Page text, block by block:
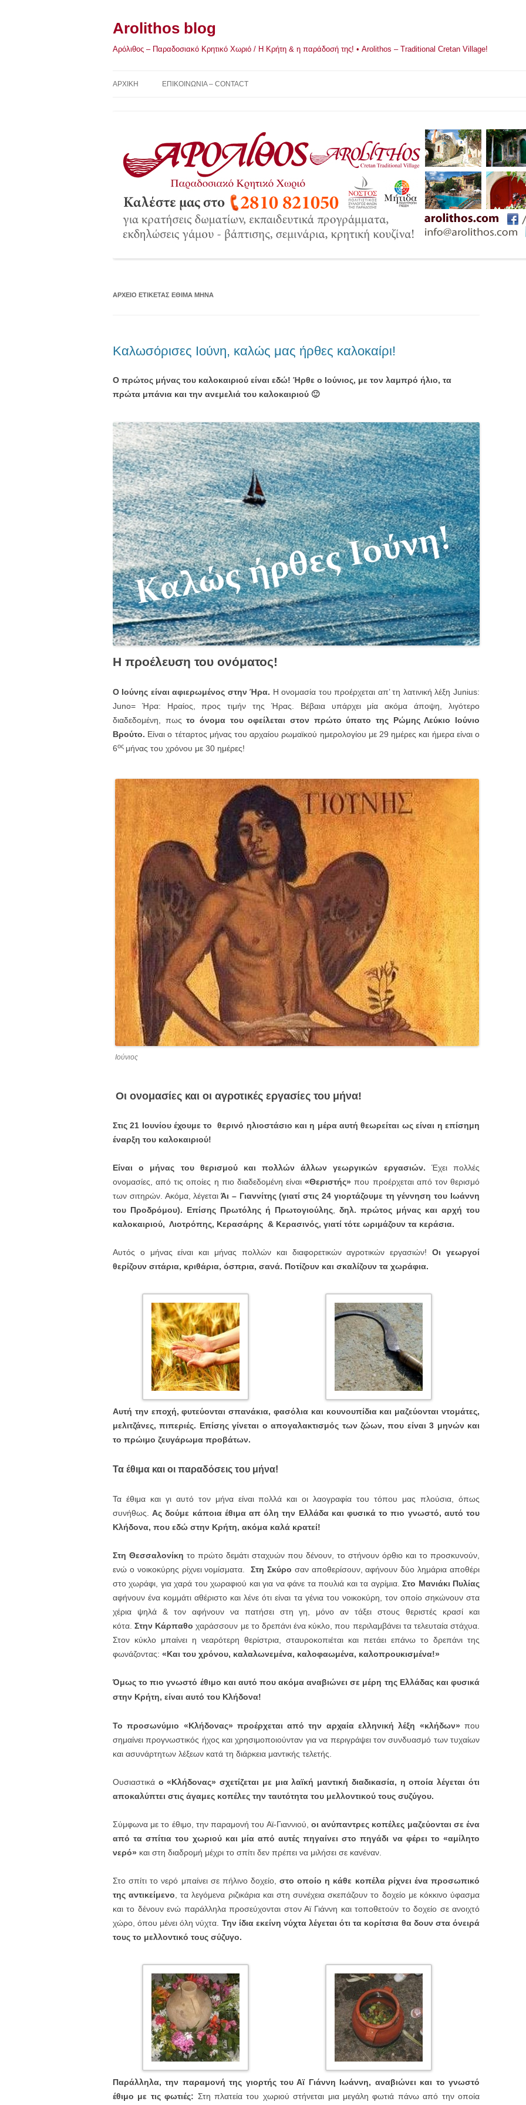
Arolithos blog
Αρόλιθος – Παραδοσιακό Κρητικό Χωριό / Η Κρήτη & η παράδοσή της! • Arolithos – Traditional Cretan Village!
ΑΡΧΙΚΉ ΕΠΙΚΟΙΝΩΝΙΑ – CONTACT
ΑΡΧΕΊΟ ΕΤΙΚΈΤΑΣ ΈΘΙΜΑ ΜΉΝΑ
Καλωσόρισες Ιούνη, καλώς μας ήρθες καλοκαίρι!
Ο πρώτος μήνας του καλοκαιριού είναι εδώ! Ήρθε ο Ιούνιος, με τον λαμπρό ήλιο, τα
πρώτα μπάνια και την ανεμελιά του καλοκαιριού 🙂
Η προέλευση του ονόματος!
Ο Ιούνης είναι αφιερωμένος στην Ήρα. Η ονομασία του προέρχεται απ’ τη λατινική λέξη Junius:
Juno= Ήρα: Ηραίος, προς τιμήν της Ήρας. Βέβαια υπάρχει μία ακόμα άποψη, λιγότερο
διαδεδομένη, πωςτο όνομα του οφείλεται στον πρώτο ύπατο της Ρώμης Λεύκιο Ιούνιο
Βρούτο. Είναι ο τέταρτος μήνας του αρχαίου ρωμαϊκού ημερολογίου με 29 ημέρες και ήμερα είναι ο
6ος μήνας του χρόνου με 30 ημέρες!
Ιούνιος
Οι ονομασίες και οι αγροτικές εργασίες του μήνα!
Στις 21 Ιουνίου έχουμε το θερινό ηλιοστάσιο και η μέρα αυτή θεωρείται ως είναι η επίσημη
έναρξη του καλοκαιριού!
Είναι ο μήνας του θερισμού και πολλών άλλων γεωργικών εργασιών. Έχει πολλές
ονομασίες, από τις οποίες η πιο διαδεδομένη είναι«Θεριστής» που προέρχεται από τον θερισμό
των σιτηρών. Ακόμα, λέγεται Άι – Γιαννίτης (γιατί στις 24 γιορτάζουμε τη γέννηση του Ιωάννη
του Προδρόμου). Επίσης Πρωτόλης ή Πρωτογιούλης
δηλ. πρώτος μήνας και αρχή του
καλοκαιριού, Λιοτρόπης, Κερασάρης & Κερασινός, γιατί τότε ωριμάζουν τα κεράσια.
Αυτός ο μήνας είναι και μήνας πολλών και διαφορετικών αγροτικών εργασιών!Οι γεωργοί
θερίζουν σιτάρια, κριθάρια, όσπρια, σανά. Ποτίζουν και σκαλίζουν τα χωράφια.
Αυτή την εποχή, φυτεύονται σπανάκια, φασόλια και κουνουπίδια και μαζεύονται ντομάτες,
μελιτζάνες, πιπεριές. Επίσης γίνεται ο απογαλακτισμός των ζώων, που είναι 3 μηνών και
το πρώιμο ζευγάρωμα προβάτων.
Τα έθιμα και οι παραδόσεις του μήνα!
Τα έθιμα και γι αυτό τον μήνα είναι πολλά και οι λαογραφία του τόπου μας πλούσια, όπως
συνήθως.Ας δούμε κάποια έθιμα απ όλη την Ελλάδα και φυσικά το πιο γνωστό, αυτό του
Κλήδονα, που εδώ στην Κρήτη, ακόμα καλά κρατεί!
Στη Θεσσαλονίκη το πρώτο δεμάτι σταχυών που δένουν, το στήνουν όρθιο και το προσκυνούν,
ενώ ο νοικοκύρης ρίχνει νομίσματα.Στη Σκύρο σαν αποθερίσουν, αφήνουν δύο λημάρια αποθέρι
στο χωράφι, για χαρά του χωραφιού και για να φάνε τα πουλιά και τα αγρίμια.Στο Μανιάκι Πυλίας
αφήνουν ένα κομμάτι αθέριστο και λένε ότι είναι τα γένια του νοικοκύρη, τον οποίο σηκώνουν στα
χέρια ψηλά & τον αφήνουν να πατήσει στη γη, μόνο αν τάξει στους θεριστές κρασί και
κότα.Στην Κάρπαθο χαράσσουν με το δρεπάνι ένα κύκλο, που περιλαμβάνει τα τελευταία στάχυα.
Στον κύκλο μπαίνει η νεαρότερη θερίστρια, σταυροκοπιέται και πετάει επάνω το δρεπάνι της
φωνάζοντας: «Και του χρόνου, καλαλωνεμένα, καλοφαωμένα, καλοπρουκισμένα!»
Όμως το πιο γνωστό έθιμο και αυτό που ακόμα αναβιώνει σε μέρη της Ελλάδας και φυσικά
στην Κρήτη, είναι αυτό του Κλήδονα!
Το προσωνύμιο «Κλήδονας» προέρχεται από την αρχαία ελληνική λέξη «κλήδων» που
σημαίνει προγνωστικός ήχος και χρησιμοποιούνταν για να περιγράψει τον συνδυασμό των τυχαίων
και ασυνάρτητων λέξεων κατά τη διάρκεια μαντικής τελετής.
Ουσιαστικά ο «Kλήδονας» σχετίζεται με μια λαϊκή μαντική διαδικασία, η οποία λέγεται ότι
αποκαλύπτει στις άγαμες κοπέλες την ταυτότητα του μελλοντικού τους συζύγου.
Σύμφωνα με το έθιμο, την παραμονή του Αϊ-Γιαννιού, οι ανύπαντρες κοπέλες μαζεύονται σε ένα
από τα σπίτια του χωριού και μία από αυτές πηγαίνει στο πηγάδι να φέρει το «αμίλητο
νερό» και στη διαδρομή μέχρι το σπίτι δεν πρέπει να μιλήσει σε κανέναν.
Στο σπίτι το νερό μπαίνει σε πήλινο δοχείο,στο οποίο η κάθε κοπέλα ρίχνει ένα προσωπικό
της αντικείμενο , τα λεγόμενα ριζικάρια και στη συνέχεια σκεπάζουν το δοχείο με κόκκινο ύφασμα
και το δένουν ενώ παράλληλα προσεύχονται στον Αϊ Γιάννη και τοποθετούν το δοχείο σε ανοιχτό
χώρο, όπου μένει όλη νύχτα. Την ίδια εκείνη νύχτα λέγεται ότι τα κορίτσια θα δουν στα όνειρά
τους το μελλοντικό τους σύζυγο.
Παράλληλα, την παραμονή της γιορτής του Αϊ Γιάννη Ιωάννη, αναβιώνει και το γνωστό
έθιμο με τις φωτιές: Στη πλατεία του χωριού στήνεται μια μεγάλη φωτιά πάνω από την οποία